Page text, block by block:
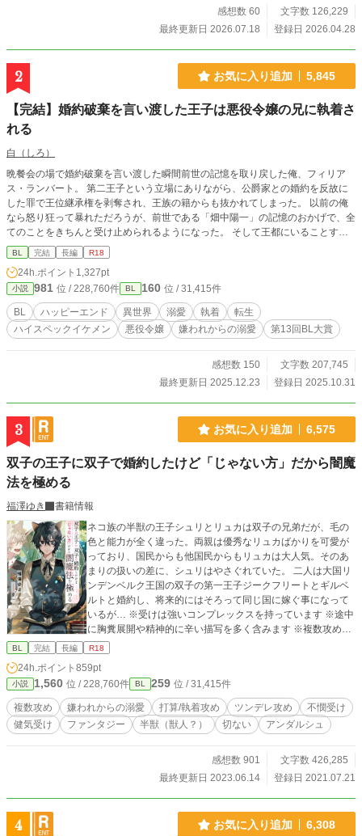
感想数 60
文字数 126,229
最終更新日 2026.07.18
登録日 2026.04.28
2 お気に入り追加 5,845
【完結】婚約破棄を言い渡した王子は悪役令嬢の兄に執着さ
れる
白（しろ）
晩餐会の場で婚約破棄を言い渡した瞬間前世の記憶を取り戻した俺、フィリア
ス・ランバート。 第二王子という立場にありながら、公爵家との婚約を反故に
した罪で王位継承権を剥奪され、王族の籍からも抜かれてしまった。 以前の俺
なら怒り狂って暴れただろうが、前世である「畑中陽一」の記憶のおかげで、全
てのことをきちんと受け止められるようになった。 そして王都にいることすら
許されなくなった俺は、悪役令嬢の兄であるリュシアン・フォークナーが治める
領地で監視されることとなった。 「あなたはなにもしなくていいのです」 リュ
シアンにはそう言われたが、前世日本人の血が働かざるもの食うべからずと訴え
てくる……！ そんなこんなで仕事を見つけ出したフィリアスの今までとは違う
様子に、周囲はもちろんリュシアンも驚く。 心を入れ替えたフィリアスにだん
だんと冷たかったリュシアンの態度も変わってきて……？ これは秘密を抱えた
次期公爵と、全て失ったら逆に吹っ切れた元王子のお話です。 嫌われからの溺
ります！ お気に召しましたら、ブクマ♡感想、そして投票で応援してくださる
BL 完結 長編 R18
24h.ポイント 1,327pt
小説 981 位 / 228,760件 BL 160 位 / 31,415件
BL ハッピーエンド 異世界 溺愛 執着
転生
ハイスペックイケメン
悪役令嬢 嫌われからの溺愛 第13回BL大賞
感想数 150
文字数 207,745
最終更新日 2025.12.23
登録日 2025.10.31
3 お気に入り追加 6,575
双子の王子に双子で婚約したけど「じゃない方」だから闇魔
法を極める
福澤ゆき
書籍情報
ネコ族の半獣の王子シュリとリュカは双子の兄弟だが、毛の
色と能力が全く違った。両親は優秀なリュカばかりを可愛が
っており、国民からも他国民からもリュカは大人気。そのあ
まりの扱いの差に、シュリはやさぐれていた。 二人は大国リ
ンデンベルク王国の双子の第一王子ジークフリートとギルベ
ルトと婚約し、将来的にはそろって同じ国に嫁ぐ事になって
いるが… ※受けは強いコンプレックスを持っています ※途中
に胸糞展開や精神的に辛い描写を多く含みます ※複数攻めの
三角？四角？関係です ※闇魔法と言っても悪役ではありませ
BL 完結 長編 R18
24h.ポイント 859pt
小説 1,560 位 / 228,760件 BL 259 位 / 31,415件
複数攻め 嫌われからの溺愛 打算/執着攻め ツンデレ攻め
不憫受け
健気受け
ファンタジー 半獣（獣人？） 切ない アンダルシュ
感想数 901
文字数 426,285
最終更新日 2023.06.14
登録日 2021.07.21
4 お気に入り追加 6,308